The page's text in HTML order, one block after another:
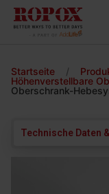
Startseite /
Höhenverstellbare
Oberschrank-
Technische Daten